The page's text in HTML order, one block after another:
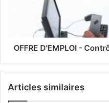
OFFRE D'EMPLOI -
Articles similaires